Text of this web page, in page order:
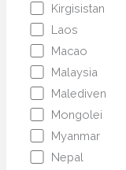
Kirgisistan
Laos
Macao
Malaysia
Malediven
Mongolei
Myanmar
Nepal